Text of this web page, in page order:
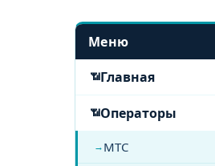
Меню
Главная
Операторы
МТС